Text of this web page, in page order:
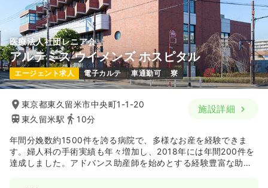
気になる 詳細を見る
医療法人社団レニア会
アルテミス ウイメンズ ホスピタル
エージェント求人 電子カルテ 車通勤可 寮
東京都東久留米市中央町1-1-20
東久留米駅
10分
施設詳細
年間分娩数約1500件を誇る病院で、多様なお産を経験できま
す。婦人科の手術実績も年々増加し、2018年には年間200件を
達成しました。アドバンス助産師を始めとする経験豊富な助産